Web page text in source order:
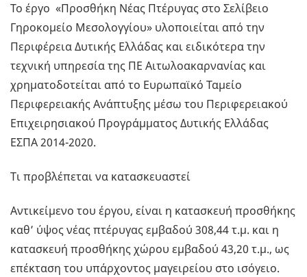
Το έργο «Προσθήκη Νέας Πτέρυγας στο Σελίβειο
Γηροκομείο Μεσολογγίου» υλοποιείται από την
Περιφέρεια Δυτικής Ελλάδας και ειδικότερα την
τεχνική υπηρεσία της ΠΕ Αιτωλοακαρνανίας και
χρηματοδοτείται από το Ευρωπαϊκό Ταμείο
Περιφερειακής Ανάπτυξης μέσω του Περιφερειακού
Επιχειρησιακού Προγράμματος Δυτικής Ελλάδας
ΕΣΠΑ 2014-2020.
Τι προβλέπεται να κατασκευαστεί
Αντικείμενο του έργου, είναι η κατασκευή προσθήκης
καθ’ ύψος νέας πτέρυγας εμβαδού 308,44 τ.μ. και η
κατασκευή προσθήκης χώρου εμβαδού 43,20 τ.μ., ως
επέκταση του υπάρχοντος μαγειρείου στο ισόγειο.